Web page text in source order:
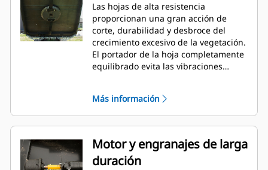
Las hojas de alta resistencia
proporcionan una gran acción de
corte, durabilidad y desbroce del
crecimiento excesivo de la vegetación.
El portador de la hoja completamente
equilibrado evita las vibraciones
desplace sobre tocones y rocas.
Más información
Motor y engranajes de larga
duración